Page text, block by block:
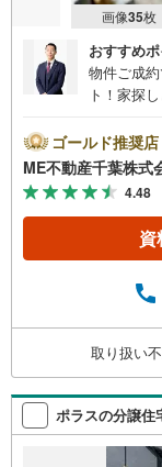
画像35枚
おすすめ
物件ご成
ト！家探
送迎無料
れた『や
テリア』
める庭、
入でき、
ービス、
の？疾病
ーンの組
サポート
ゴールド推奨店
ME不動産千葉株式
4.48
資
取り扱い